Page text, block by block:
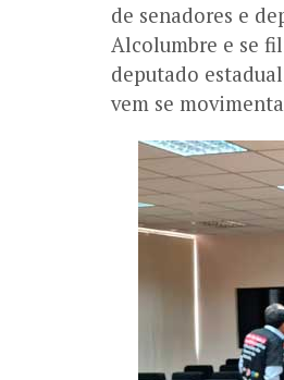
de senadores e
Alcolumbre e se
deputado
vem se